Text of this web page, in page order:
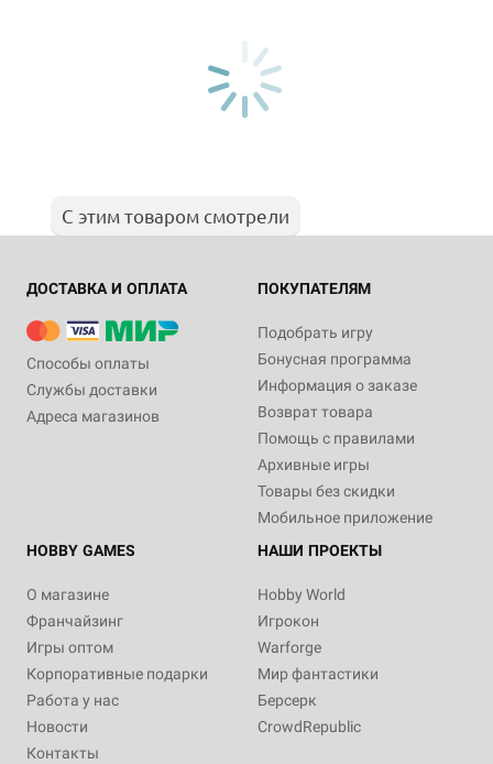
С этим товаром смотрели
ДОСТАВКА И ОПЛАТА
Способы оплаты
Службы доставки
Адреса магазинов
ПОКУПАТЕЛЯМ
Подобрать игру
Бонусная программа
Информация о заказе
Возврат товара
Помощь с правилами
Архивные игры
Товары без скидки
Мобильное приложение
HOBBY GAMES
О магазине
Франчайзинг
Игры оптом
Корпоративные подарки
Работа у нас
Новости
Контакты
НАШИ ПРОЕКТЫ
Hobby World
Игрокон
Warforge
Мир фантастики
Берсерк
CrowdRepublic